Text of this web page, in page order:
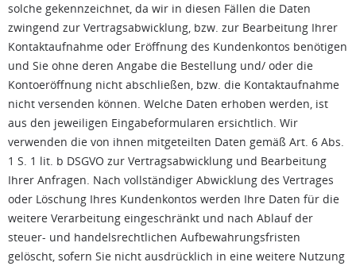
solche gekennzeichnet, da wir in diesen Fällen die Daten
zwingend zur Vertragsabwicklung, bzw. zur Bearbeitung Ihrer
Kontaktaufnahme oder Eröffnung des Kundenkontos benötigen
und Sie ohne deren Angabe die Bestellung und/ oder die
Kontoeröffnung nicht abschließen, bzw. die Kontaktaufnahme
nicht versenden können. Welche Daten erhoben werden, ist
aus den jeweiligen Eingabeformularen ersichtlich. Wir
verwenden die von ihnen mitgeteilten Daten gemäß Art. 6 Abs.
1 S. 1 lit. b DSGVO zur Vertragsabwicklung und Bearbeitung
Ihrer Anfragen. Nach vollständiger Abwicklung des Vertrages
oder Löschung Ihres Kundenkontos werden Ihre Daten für die
weitere Verarbeitung eingeschränkt und nach Ablauf der
steuer- und handelsrechtlichen Aufbewahrungsfristen
gelöscht, sofern Sie nicht ausdrücklich in eine weitere Nutzung